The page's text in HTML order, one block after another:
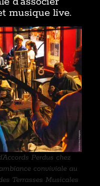
musique live.
Perdus chez
conviviale au
Terrasses Musicales